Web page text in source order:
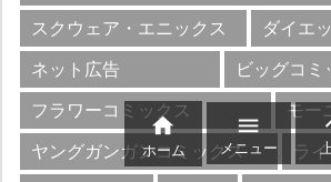
スクウェア・エニックス
ダイエ
ネット広告
ビッグコミ
フラワーコミックス
モー
ヤングガンガンコミックス
ラ

ホーム

メニュー